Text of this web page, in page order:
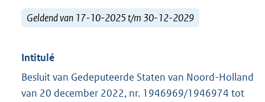
Geldend van 17-10-2025 t/m 30-12-2029
Intitulé
Besluit van Gedeputeerde Staten van Noord-Holland
van 20 december 2022, nr. 1946969/1946974 tot